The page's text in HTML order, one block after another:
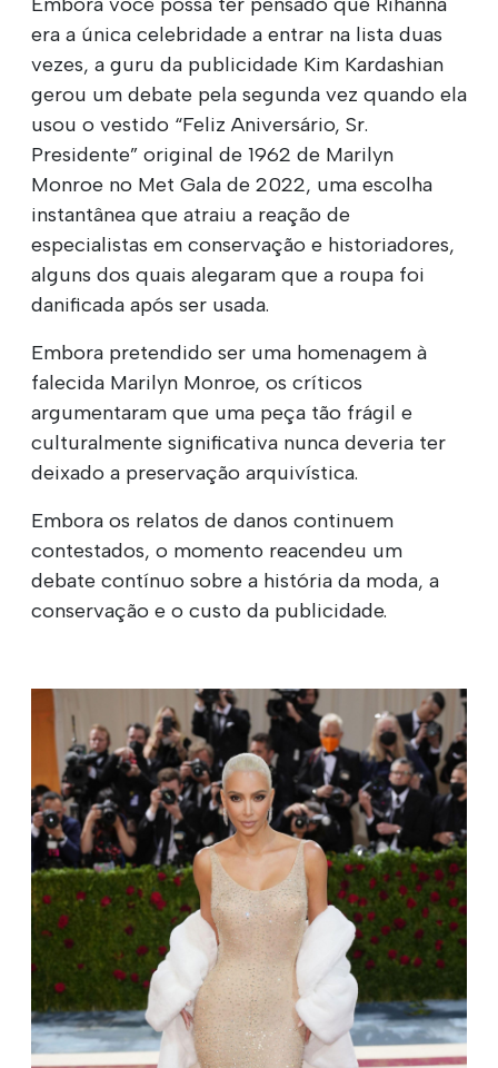
era a única celebridade a entrar na lista duas
vezes, a guru da publicidade Kim Kardashian
gerou um debate pela segunda vez quando ela
usou o vestido “Feliz Aniversário, Sr.
Presidente” original de 1962 de Marilyn
Monroe no Met Gala de 2022, uma escolha
instantânea que atraiu a reação de
especialistas em conservação e historiadores,
alguns dos quais alegaram que a roupa foi
danificada após ser usada.
Embora pretendido ser uma homenagem à
falecida Marilyn Monroe, os críticos
argumentaram que uma peça tão frágil e
culturalmente significativa nunca deveria ter
deixado a preservação arquivística.
Embora os relatos de danos continuem
contestados, o momento reacendeu um
debate contínuo sobre a história da moda, a
conservação e o custo da publicidade.